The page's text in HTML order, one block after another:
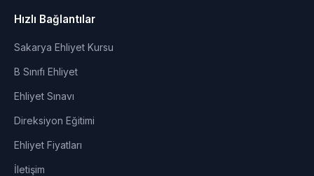
Hızlı Bağlantılar
Sakarya Ehliyet Kursu
B Sınıfı Ehliyet
Ehliyet Sınavı
Direksiyon Eğitimi
Ehliyet Fiyatları
İletişim